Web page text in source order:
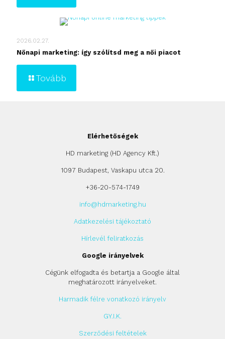
2026.02.27.
Nőnapi marketing: így szólítsd meg a női piacot
Tovább
Elérhetőségek
HD marketing (HD Agency Kft.)
1097 Budapest, Vaskapu utca 20.
+36-20-574-1749
info@hdmarketing.hu
Adatkezelési tájékoztató
Hírlevél feliratkozás
Google irányelvek
Cégünk elfogadta és betartja a Google által
meghatározott irányelveket.
Harmadik félre vonatkozó irányelv
GY.I.K.
Szerződési feltételek